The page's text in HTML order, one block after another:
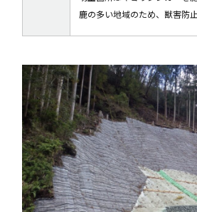
鹿の多い地域のため、獣害防